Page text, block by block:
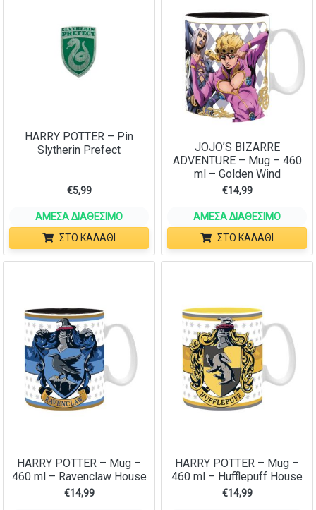
HARRY POTTER – Pin
Slytherin Prefect
€5,99
ΆΜΕΣΑ ΔΙΑΘΈΣΙΜΟ
ΣΤΟ ΚΑΛΆΘΙ
JOJO’S BIZARRE
ADVENTURE – Mug – 460
ml – Golden Wind
€14,99
ΆΜΕΣΑ ΔΙΑΘΈΣΙΜΟ
ΣΤΟ ΚΑΛΆΘΙ
HARRY POTTER – Mug –
460 ml – Ravenclaw House
€14,99
HARRY POTTER – Mug –
460 ml – Hufflepuff House
€14,99